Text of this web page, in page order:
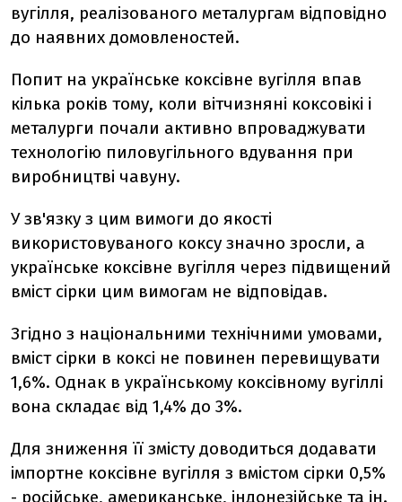
вугілля, реалізованого металургам відповідно
до наявних домовленостей.
Попит на українське коксівне вугілля впав
кілька років тому, коли вітчизняні коксовікі і
металурги почали активно впроваджувати
технологію пиловугільного вдування при
виробництві чавуну.
У зв'язку з цим вимоги до якості
використовуваного коксу значно зросли, а
українське коксівне вугілля через підвищений
вміст сірки цим вимогам не відповідав.
Згідно з національними технічними умовами,
вміст сірки в коксі не повинен перевищувати
1,6%. Однак в українському коксівному вугіллі
вона складає від 1,4% до 3%.
Для зниження її змісту доводиться додавати
імпортне коксівне вугілля з вмістом сірки 0,5%
- російське, американське, індонезійське та ін.